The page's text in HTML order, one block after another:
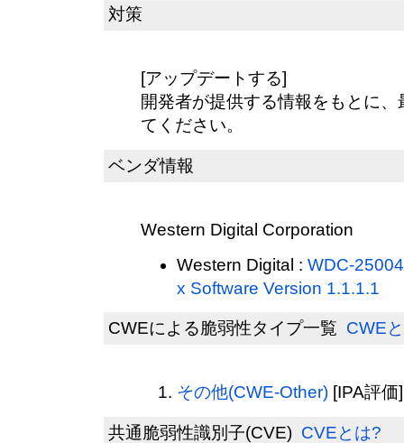
対策
[アップデートする]
開発者が提供する情報をもとに
てください。
ベンダ情報
Western Digital Corporation
Western Digital : WDC-
x Software Version 1.1.1.1
CWEによる脆弱性タイプ一覧 CWE
その他(CWE-Other) [IPA評価]
共通脆弱性識別子(CVE) CVEとは?